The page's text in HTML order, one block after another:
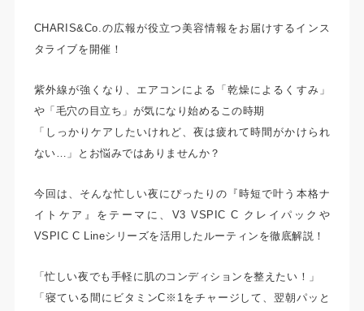
CHARIS&Co.の広報が役立つ美容情報をお届けするインス
タライブを開催！
紫外線が強くなり、エアコンによる「乾燥によるくすみ」
や「毛穴の目立ち」が気になり始めるこの時期
「しっかりケアしたいけれど、夜は疲れて時間がかけられ
ない…」とお悩みではありませんか？
今回は、そんな忙しい夜にぴったりの『時短で叶う本格ナ
イトケア』をテーマに、V3 VSPIC C クレイパックや
VSPIC C Lineシリーズを活用したルーティンを徹底解説！
「忙しい夜でも手軽に肌のコンディションを整えたい！」
「寝ている間にビタミンC※1をチャージして、翌朝パッと